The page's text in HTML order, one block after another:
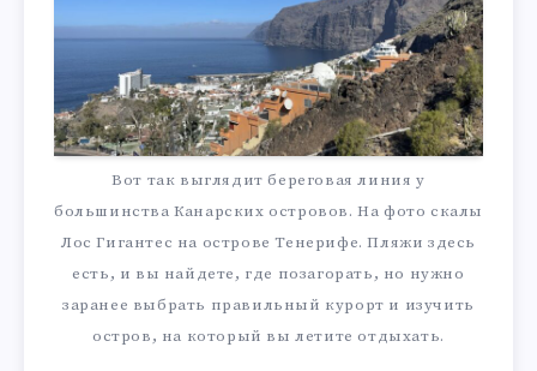
Вот так выглядит береговая линия у
большинства Канарских островов. На фото скалы
Лос Гигантес на острове Тенерифе. Пляжи здесь
есть, и вы найдете, где позагорать, но нужно
заранее выбрать правильный курорт и изучить
остров, на который вы летите отдыхать.